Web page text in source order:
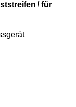
/ für